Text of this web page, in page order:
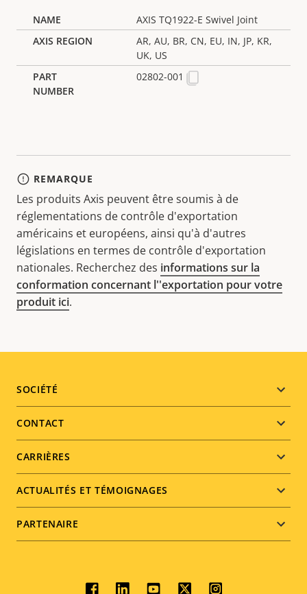
AXIS TQ1922-E Swivel Joint
AR, AU, BR, CN, EU, IN, JP, KR,
UK, US
02802-001
REMARQUE
Les produits Axis peuvent être soumis à de
réglementations de contrôle d'exportation
américains et européens, ainsi qu'à d'autres
législations en termes de contrôle d'exportation
nationales. Recherchez des informations sur la
conformation concernant l''exportation pour votre
produit ici.
Footer
menu
SOCIÉTÉ
CONTACT
CARRIÈRES
ACTUALITÉS ET TÉMOIGNAGES
PARTENAIRE